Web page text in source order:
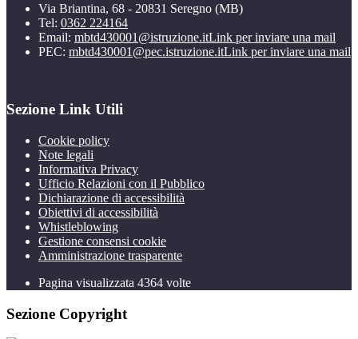
Via Briantina, 68 - 20831 Seregno (MB)
Tel: 0362 224164
Email: mbtd430001@istruzione.itLink per inviare una mail
PEC: mbtd430001@pec.istruzione.itLink per inviare una mail
Sezione Link Utili
Cookie policy
Note legali
Informativa Privacy
Ufficio Relazioni con il Pubblico
Dichiarazione di accessibilità
Obiettivi di accessibilità
Whistleblowing
Gestione consensi cookie
Amministrazione trasparente
Pagina visualizzata 4364 volte
Sezione Copyright